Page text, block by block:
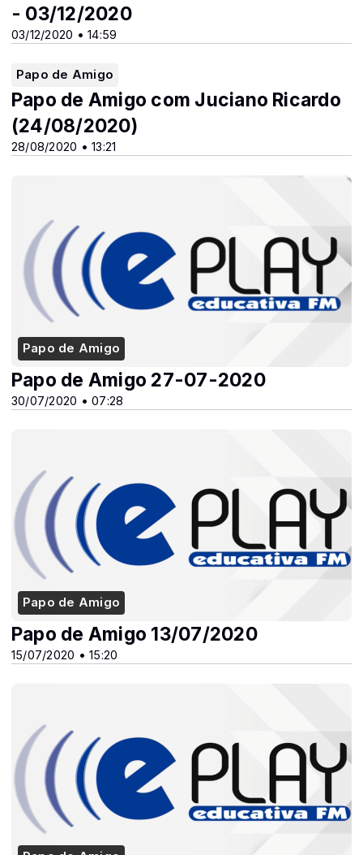
03/12/2020 • 14:59
- 03/12/2020
Papo de Amigo
28/08/2020 • 13:21
Papo de Amigo com Juciano Ricardo
(24/08/2020)
Papo de Amigo
30/07/2020 • 07:28
Papo de Amigo 27-07-2020
Papo de Amigo
15/07/2020 • 15:20
Papo de Amigo 13/07/2020